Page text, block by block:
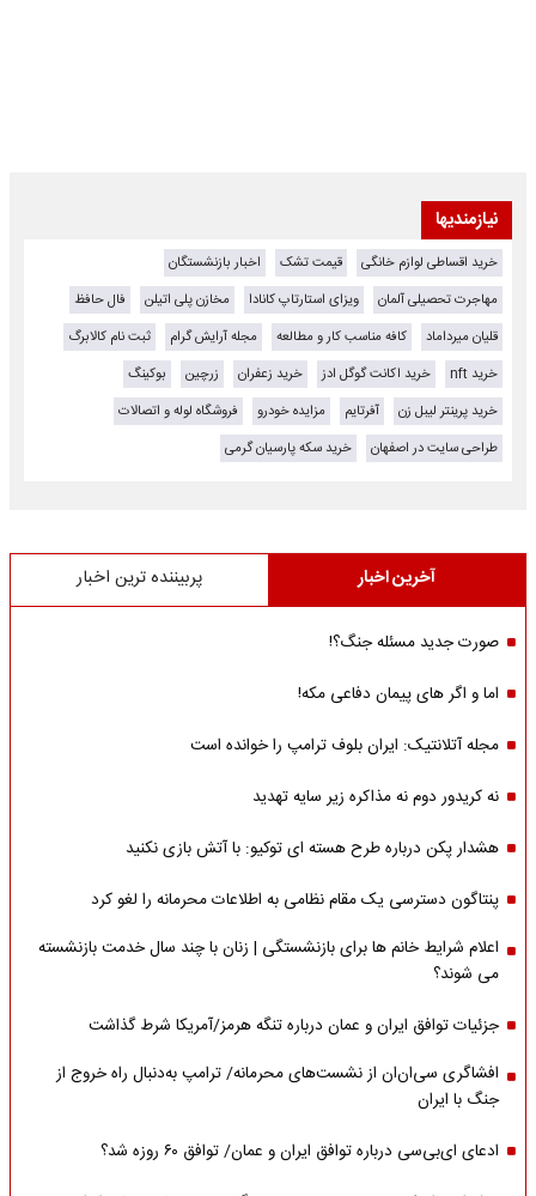
نیازمندیها
خرید اقساطی لوازم خانگی قیمت تشک
اخبار بازنشستگان
مهاجرت تحصیلی آلمان
ویزای استارتاپ کانادا مخازن پلی اتیلن
فال حافظ
قلیان میرداماد
کافه مناسب کار و مطالعه مجله آرایش گرام
ثبت نام کالابرگ
خرید nft
خرید اکانت گوگل ادز خرید زعفران زرچین
بوکینگ
خرید پرینتر لیبل زن
آفرتایم مزایده خودرو
فروشگاه لوله و اتصالات
طراحی سایت در اصفهان
خرید سکه پارسیان گرمی
آخرین اخبار پربیننده ترین اخبار
صورت جدید مسئله جنگ؟!
اما و اگر های پیمان دفاعی مکه!
مجله آتلانتیک: ایران بلوف ترامپ را خوانده است
نه کریدور دوم نه مذاکره زیر سایه تهدید
هشدار پکن درباره طرح هسته ای توکیو: با آتش بازی نکنید
پنتاگون دسترسی یک مقام نظامی به اطلاعات محرمانه را لغو کرد
اعلام شرایط خانم ها برای بازنشستگی | زنان با چند سال خدمت بازنشسته
می شوند؟
جزئیات توافق ایران و عمان درباره تنگه هرمز/آمریکا شرط گذاشت
افشاگری سی‌ان‌ان از نشست‌های محرمانه/ ترامپ به‌دنبال راه خروج از
جنگ با ایران
ادعای ای‌بی‌سی درباره توافق ایران و عمان/ توافق ۶۰ روزه شد؟